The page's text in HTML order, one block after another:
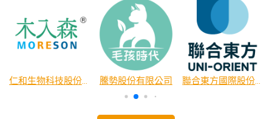
仁和生物科技股份有限公司 騰勢股份有限公司 聯合東方國際股份有限公司